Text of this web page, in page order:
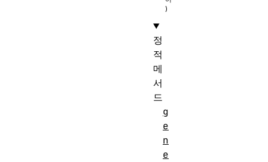
정
적
메
서
드
g
e
n
e